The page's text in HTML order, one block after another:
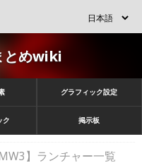
とめwiki
グラフィック設定
ク 掲示板
】ランチャー一覧